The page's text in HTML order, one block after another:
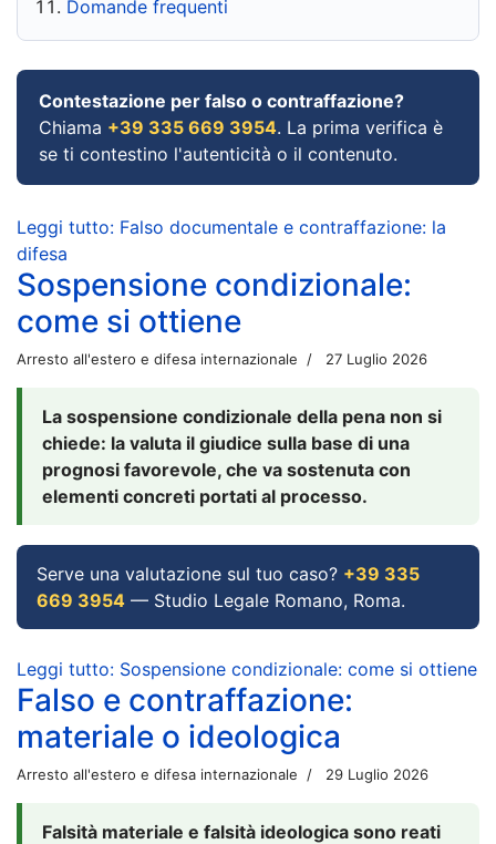
Domande frequenti
Contestazione per falso o contraffazione?
Chiama +39 335 669 3954. La prima verifica è
se ti contestino l'autenticità o il contenuto.
Leggi tutto: Falso documentale e contraffazione: la
difesa
Sospensione condizionale:
come si ottiene
Arresto all'estero e difesa internazionale 27 Luglio 2026
La sospensione condizionale della pena non si
chiede: la valuta il giudice sulla base di una
prognosi favorevole, che va sostenuta con
elementi concreti portati al processo.
Serve una valutazione sul tuo caso? +39 335
669 3954 — Studio Legale Romano, Roma.
Leggi tutto: Sospensione condizionale: come si ottiene
Falso e contraffazione:
materiale o ideologica
Arresto all'estero e difesa internazionale 29 Luglio 2026
Falsità materiale e falsità ideologica sono reati